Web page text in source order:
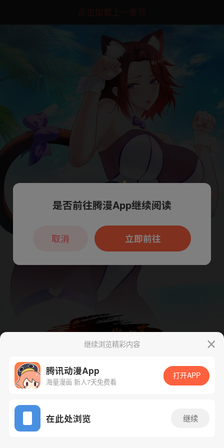
点击加载上一章节
App免费看
继续浏览精彩内容
腾讯动漫App
海量漫画 新人7天免费看
打开APP
在此处浏览 继续
本章节仅支持App阅读，可打开App新用
户7天免费看
是否前往腾漫App继续阅读
立即前往
取消